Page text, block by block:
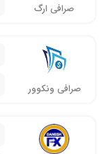
صرافی ارگ
صرافی ونکوور